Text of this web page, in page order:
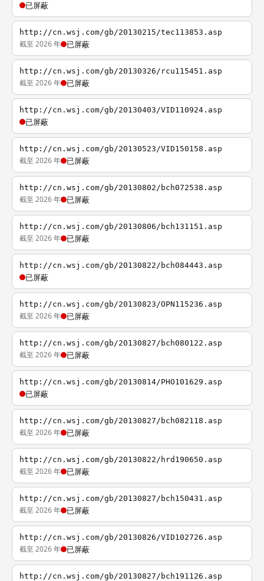
已屏蔽
http://cn.wsj.com/gb/20130215/tec113853.asp
截至 2026 年 已屏蔽
http://cn.wsj.com/gb/20130326/rcu115451.asp
截至 2026 年 已屏蔽
http://cn.wsj.com/gb/20130403/VID110924.asp
已屏蔽
http://cn.wsj.com/gb/20130523/VID150158.asp
截至 2026 年 已屏蔽
http://cn.wsj.com/gb/20130802/bch072538.asp
截至 2026 年 已屏蔽
http://cn.wsj.com/gb/20130806/bch131151.asp
截至 2026 年 已屏蔽
http://cn.wsj.com/gb/20130822/bch084443.asp
已屏蔽
http://cn.wsj.com/gb/20130823/OPN115236.asp
截至 2026 年 已屏蔽
http://cn.wsj.com/gb/20130827/bch080122.asp
截至 2026 年 已屏蔽
http://cn.wsj.com/gb/20130814/PHO101629.asp
已屏蔽
http://cn.wsj.com/gb/20130827/bch082118.asp
截至 2026 年 已屏蔽
http://cn.wsj.com/gb/20130822/hrd190650.asp
截至 2026 年 已屏蔽
http://cn.wsj.com/gb/20130827/bch150431.asp
截至 2026 年 已屏蔽
http://cn.wsj.com/gb/20130826/VID102726.asp
截至 2026 年 已屏蔽
http://cn.wsj.com/gb/20130827/bch191126.asp